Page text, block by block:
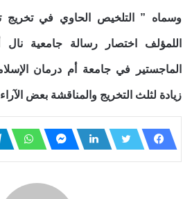
وسماه ” التلخيص الحاوي في تخريج
اللمؤلف اختصار رسالة جامعية نال
الماجستير في جامعة أم درمان
زيادة لثلث التخريج والمناقشة بعض